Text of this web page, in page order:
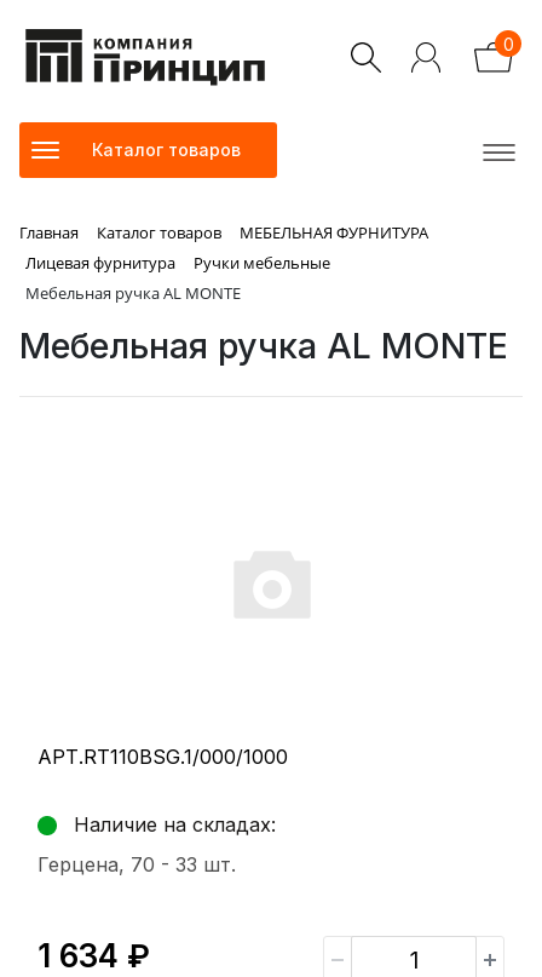
0
Каталог товаров
Главная Каталог товаров
МЕБЕЛЬНАЯ ФУРНИТУРА
Лицевая фурнитура
Ручки мебельные
Мебельная ручка AL MONTE
Мебельная ручка AL MONTE
АРТ.RT110BSG.1/000/1000
Наличие на складах:
Герцена, 70 - 33 шт.
1 634 ₽